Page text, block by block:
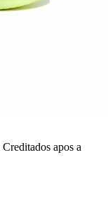
Creditados apos a